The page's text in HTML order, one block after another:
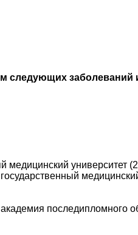
следующих заболеваний
медицинский университет
последипломного